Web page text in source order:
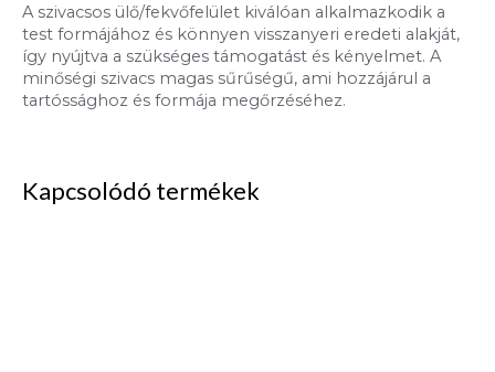
A szivacsos ülő/fekvőfelület kiválóan alkalmazkodik a
test formájához és könnyen visszanyeri eredeti alakját,
így nyújtva a szükséges támogatást és kényelmet. A
minőségi szivacs magas sűrűségű, ami hozzájárul a
tartóssághoz és formája megőrzéséhez.
Kapcsolódó termékek